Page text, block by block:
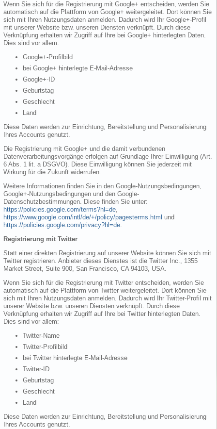
Wenn Sie sich für die Registrierung mit Google+ entscheiden, werden Sie
automatisch auf die Plattform von Google+ weitergeleitet. Dort können Sie
sich mit Ihren Nutzungsdaten anmelden. Dadurch wird Ihr Google+-Profil
mit unserer Website bzw. unseren Diensten verknüpft. Durch diese
Verknüpfung erhalten wir Zugriff auf Ihre bei Google+ hinterlegten Daten.
Dies sind vor allem:
Google+-Profilbild
bei Google+ hinterlegte E-Mail-Adresse
Google+-ID
Geburtstag
Geschlecht
Land
Diese Daten werden zur Einrichtung, Bereitstellung und Personalisierung
Ihres Accounts genutzt.
Die Registrierung mit Google+ und die damit verbundenen
Datenverarbeitungsvorgänge erfolgen auf Grundlage Ihrer Einwilligung (Art.
6 Abs. 1 lit. a DSGVO). Diese Einwilligung können Sie jederzeit mit
Wirkung für die Zukunft widerrufen.
Weitere Informationen finden Sie in den Google-Nutzungsbedingungen,
Google+-Nutzungsbedingungen und den Google-
Datenschutzbestimmungen. Diese finden Sie unter:
https://policies.google.com/terms?hl=de,
https://www.google.com/intl/de/+/policy/pagesterms.html und
https://policies.google.com/privacy?hl=de.
Registrierung mit Twitter
Statt einer direkten Registrierung auf unserer Website können Sie sich mit
Twitter registrieren. Anbieter dieses Dienstes ist die Twitter Inc., 1355
Market Street, Suite 900, San Francisco, CA 94103, USA.
Wenn Sie sich für die Registrierung mit Twitter entscheiden, werden Sie
automatisch auf die Plattform von Twitter weitergeleitet. Dort können Sie
sich mit Ihren Nutzungsdaten anmelden. Dadurch wird Ihr Twitter-Profil mit
unserer Website bzw. unseren Diensten verknüpft. Durch diese
Verknüpfung erhalten wir Zugriff auf Ihre bei Twitter hinterlegten Daten.
Dies sind vor allem:
Twitter-Name
Twitter-Profilbild
bei Twitter hinterlegte E-Mail-Adresse
Twitter-ID
Geburtstag
Geschlecht
Land
Diese Daten werden zur Einrichtung, Bereitstellung und Personalisierung
Ihres Accounts genutzt.